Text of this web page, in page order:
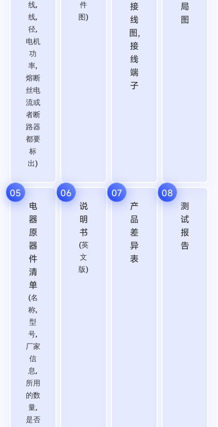
线,
线,
径,
电机
功
率,
熔断
丝电
流或
者断
路器
都要
标
出)
件
图)
接
线
图,
接
线
端
子
局
图
05
电
器
原
器
件
清
单
(名
称,
型
号,
厂家
信
息,
所用
的数
量,
是否
06
说
明
书
(英
文
版)
07
产
品
差
异
表
08
测
试
报
告